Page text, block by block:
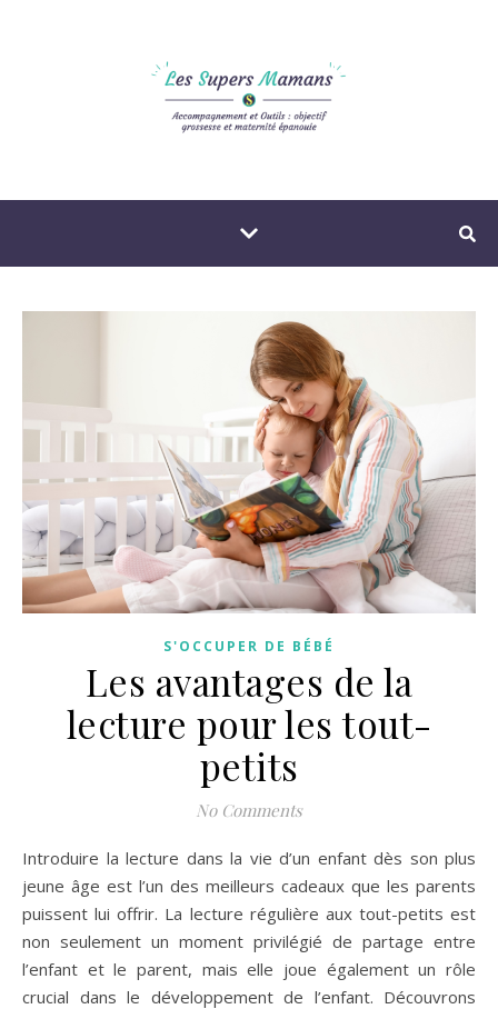
S'OCCUPER DE BÉBÉ
Les avantages de la
lecture pour les tout-
petits
No Comments
Introduire la lecture dans la vie d’un enfant dès son plus
jeune âge est l’un des meilleurs cadeaux que les parents
puissent lui offrir. La lecture régulière aux tout-petits est
non seulement un moment privilégié de partage entre
l’enfant et le parent, mais elle joue également un rôle
crucial dans le développement de l’enfant. Découvrons